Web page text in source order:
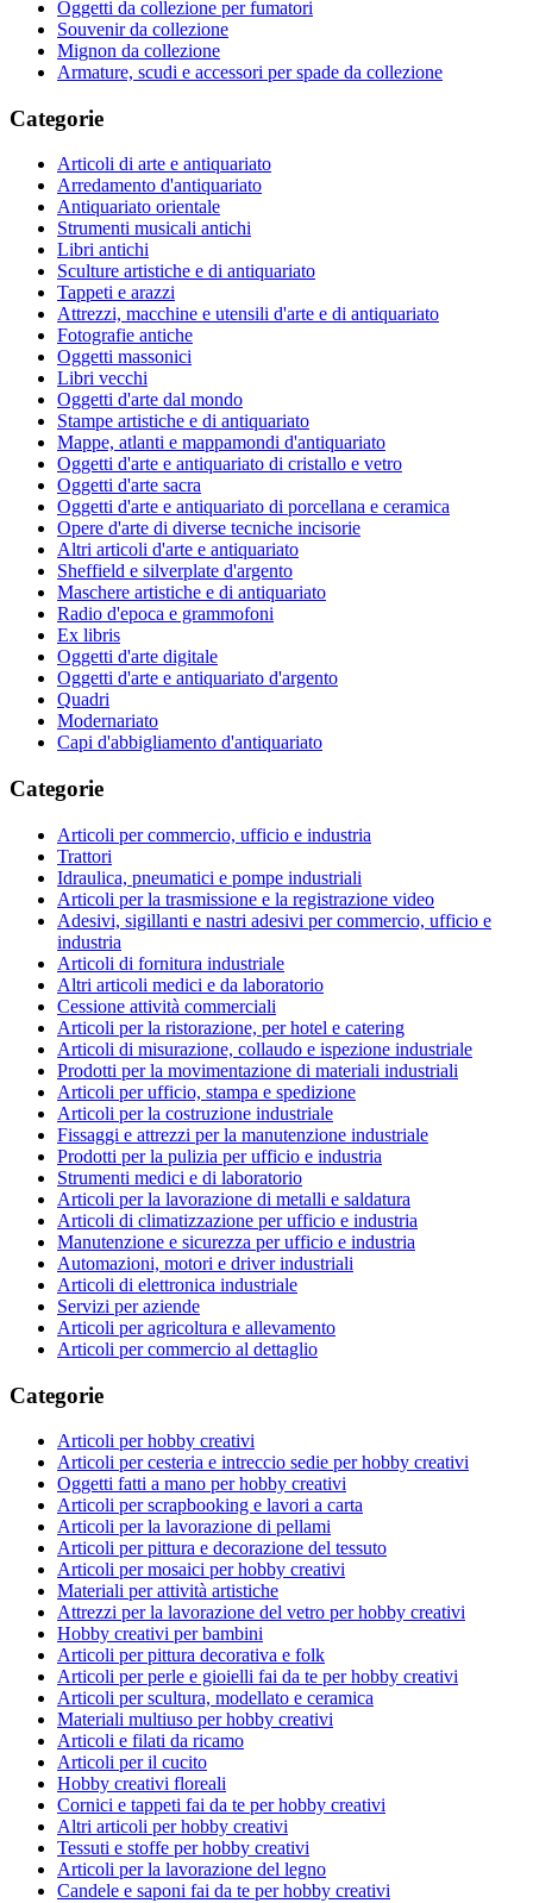
Oggetti da collezione per fumatori
Souvenir da collezione
Mignon da collezione
Armature, scudi e accessori per spade da collezione
Categorie
Articoli di arte e antiquariato
Arredamento d'antiquariato
Antiquariato orientale
Strumenti musicali antichi
Libri antichi
Sculture artistiche e di antiquariato
Tappeti e arazzi
Attrezzi, macchine e utensili d'arte e di antiquariato
Fotografie antiche
Oggetti massonici
Libri vecchi
Oggetti d'arte dal mondo
Stampe artistiche e di antiquariato
Mappe, atlanti e mappamondi d'antiquariato
Oggetti d'arte e antiquariato di cristallo e vetro
Oggetti d'arte sacra
Oggetti d'arte e antiquariato di porcellana e ceramica
Opere d'arte di diverse tecniche incisorie
Altri articoli d'arte e antiquariato
Sheffield e silverplate d'argento
Maschere artistiche e di antiquariato
Radio d'epoca e grammofoni
Ex libris
Oggetti d'arte digitale
Oggetti d'arte e antiquariato d'argento
Quadri
Modernariato
Capi d'abbigliamento d'antiquariato
Categorie
Articoli per commercio, ufficio e industria
Trattori
Idraulica, pneumatici e pompe industriali
Articoli per la trasmissione e la registrazione video
Adesivi, sigillanti e nastri adesivi per commercio, ufficio e
industria
Articoli di fornitura industriale
Altri articoli medici e da laboratorio
Cessione attività commerciali
Articoli per la ristorazione, per hotel e catering
Articoli di misurazione, collaudo e ispezione industriale
Prodotti per la movimentazione di materiali industriali
Articoli per ufficio, stampa e spedizione
Articoli per la costruzione industriale
Fissaggi e attrezzi per la manutenzione industriale
Prodotti per la pulizia per ufficio e industria
Strumenti medici e di laboratorio
Articoli per la lavorazione di metalli e saldatura
Articoli di climatizzazione per ufficio e industria
Manutenzione e sicurezza per ufficio e industria
Automazioni, motori e driver industriali
Articoli di elettronica industriale
Servizi per aziende
Articoli per agricoltura e allevamento
Articoli per commercio al dettaglio
Categorie
Articoli per hobby creativi
Articoli per cesteria e intreccio sedie per hobby creativi
Oggetti fatti a mano per hobby creativi
Articoli per scrapbooking e lavori a carta
Articoli per la lavorazione di pellami
Articoli per pittura e decorazione del tessuto
Articoli per mosaici per hobby creativi
Materiali per attività artistiche
Attrezzi per la lavorazione del vetro per hobby creativi
Hobby creativi per bambini
Articoli per pittura decorativa e folk
Articoli per perle e gioielli fai da te per hobby creativi
Articoli per scultura, modellato e ceramica
Materiali multiuso per hobby creativi
Articoli e filati da ricamo
Articoli per il cucito
Hobby creativi floreali
Cornici e tappeti fai da te per hobby creativi
Altri articoli per hobby creativi
Tessuti e stoffe per hobby creativi
Articoli per la lavorazione del legno
Candele e saponi fai da te per hobby creativi